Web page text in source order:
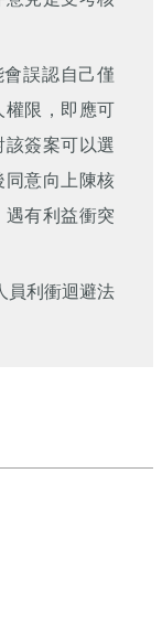
誤認自己僅
權限，即應可
簽案可以選
同意向上陳核
有利益衝突
員利衝迴避法